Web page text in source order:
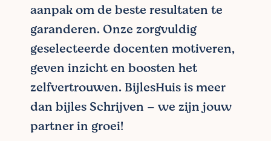
aanpak om de beste resultaten te
garanderen. Onze zorgvuldig
geselecteerde docenten motiveren,
geven inzicht en boosten het
zelfvertrouwen. BijlesHuis is meer
dan bijles Schrijven – we zijn jouw
partner in groei!